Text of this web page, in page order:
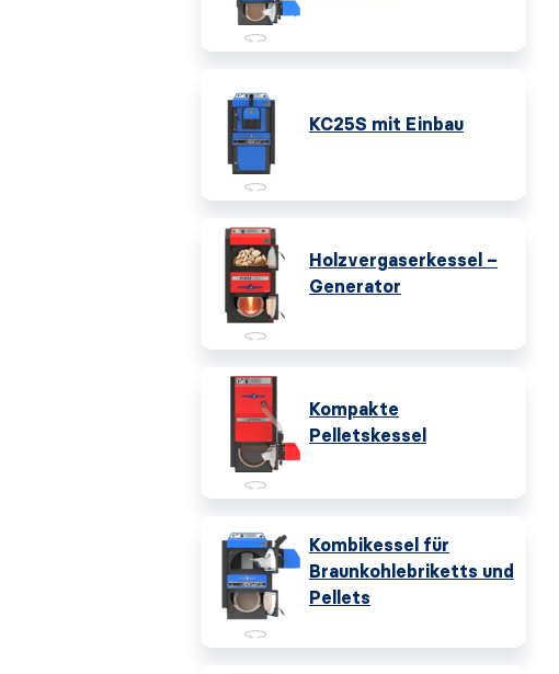
KC25S mit Einbau
Holzvergaserkessel –
Generator
Kompakte
Pelletskessel
Kombikessel für
Braunkohlebriketts und
Pellets